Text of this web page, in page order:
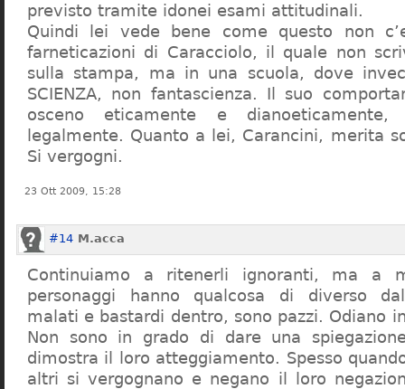
previsto tramite idonei esami attitudinali.
Quindi lei vede bene come questo non
farneticazioni di Caracciolo, il quale non
sulla stampa, ma in una scuola, dove
SCIENZA, non fantascienza. Il suo
osceno eticamente e dianoeticamente,
legalmente. Quanto a lei, Carancini, merita
Si vergogni.
23 Ott 2009, 15:28
#14 M.acca
Continuiamo a ritenerli ignoranti, ma a
personaggi hanno qualcosa di diverso
malati e bastardi dentro, sono pazzi. Odiano
Non sono in grado di dare una
dimostra il loro atteggiamento. Spesso
altri si vergognano e negano il loro